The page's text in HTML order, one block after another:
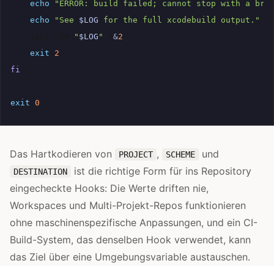
echo
"ERROR: build failed; cannot stop with a
echo
"See $LOG for the full xcodebuild output."
" $LOG " &2
exit
2
fi
exit 0
Das Hartkodieren von PROJECT , SCHEME und
DESTINATION
ist die richtige Form für ins Repository
eingecheckte Hooks: Die Werte driften nie,
Workspaces und Multi-Projekt-Repos funktionieren
ohne maschinenspezifische Anpassungen, und ein CI-
Build-System, das denselben Hook verwendet, kann
das Ziel über eine Umgebungsvariable austauschen.